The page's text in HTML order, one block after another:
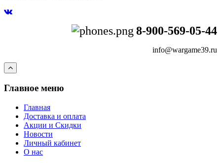
8-900-569-05-44
info@wargame39.ru
Главное меню
Главная
Доставка и оплата
Акции и Скидки
Новости
Личный кабинет
О нас